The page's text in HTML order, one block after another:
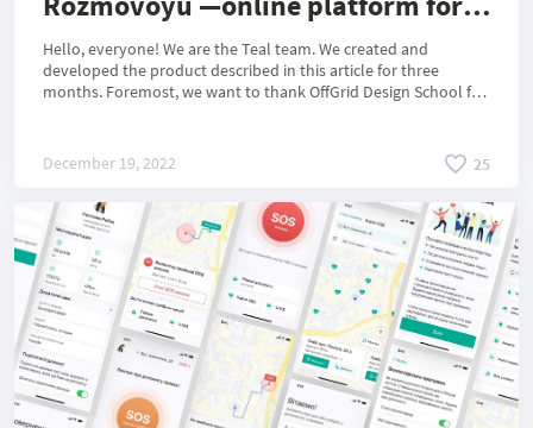
training and employment of
visually impaired people
Hello, everyone! We are the Teal team. We created and
developed the product described in this article for three
months. Foremost, we want to thank OffGrid Design School for
mentors. Thanks to the support of OffGrid, we got a unique
opportunity to conduct the project through all phases of the
design process and get an excellent result.
December 19, 2022 25